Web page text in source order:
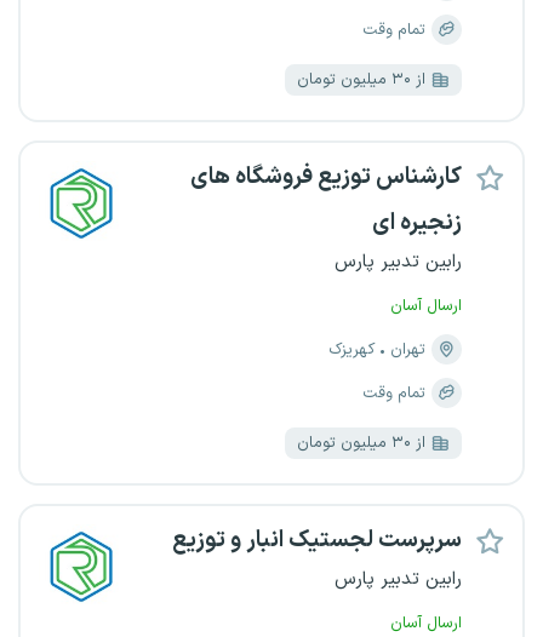
تمام وقت
از ۳۰ میلیون تومان
کارشناس توزیع فروشگاه های
زنجیره ای
رابین تدبیر پارس
ارسال آسان
تهران
کهریزک
تمام وقت
از ۳۰ میلیون تومان
سرپرست لجستیک انبار و توزیع
رابین تدبیر پارس
ارسال آسان